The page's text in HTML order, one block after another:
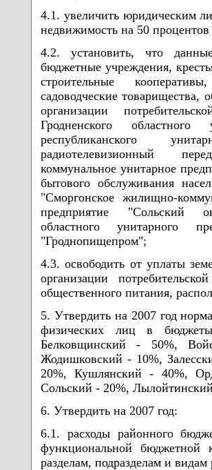
4.1. увеличить юридическим
недвижимость на 50
4.2. установить, что
бюджетные учреждения,
строительные
садоводческие товарищества,
организации
Гродненского
республиканского
радиотелевизионный
коммунальное унитарное
бытового обслуживания
"Сморгонское жилищно-
предприятие "Сольский
областного унитарного
"Гроднопищепром";
4.3. освободить от уплаты
организации
общественного питания,
5. Утвердить на 2007 год
физических лиц в
Белковщинский - 50%,
Жодишковский - 10%,
20%, Кушлянский - 40%,
Сольский - 20%,
6. Утвердить на 2007 год:
6.1. расходы районного
функциональной бюджетной
разделам, подразделам и